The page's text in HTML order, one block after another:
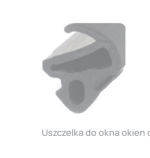
Uszczelka do okna okien